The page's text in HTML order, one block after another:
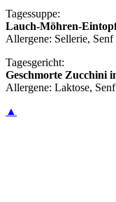
Tagessuppe:
Lauch-Möhren-
Allergene: Sellerie, Senf
Tagesgericht:
Geschmorte Zucchini
Allergene: Laktose, Senf
▲